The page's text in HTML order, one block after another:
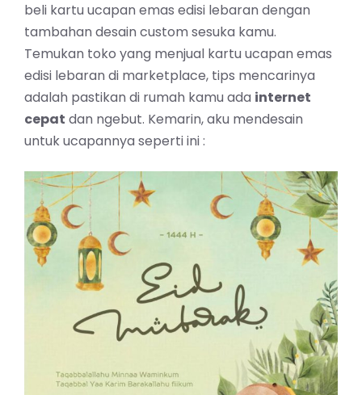
beli kartu ucapan emas edisi lebaran dengan
tambahan desain custom sesuka kamu.
Temukan toko yang menjual kartu ucapan emas
edisi lebaran di marketplace, tips mencarinya
adalah pastikan di rumah kamu ada internet
cepat dan ngebut. Kemarin, aku mendesain
untuk ucapannya seperti ini :